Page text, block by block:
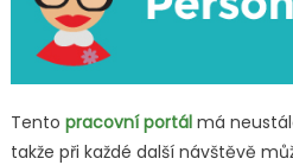
Tento pracovní portálmá
takže při každé další návštěvě